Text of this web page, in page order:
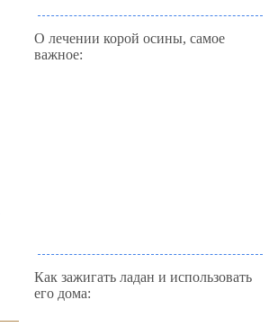
О лечении корой осины, самое
важное:
Как зажигать ладан и использовать
его дома: